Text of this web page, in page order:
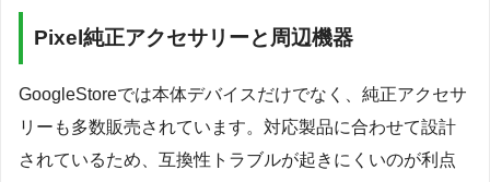
Pixel純正アクセサリーと周辺機器
GoogleStoreでは本体デバイスだけでなく、純正アクセサ
リーも多数販売されています。対応製品に合わせて設計
されているため、互換性トラブルが起きにくいのが利点